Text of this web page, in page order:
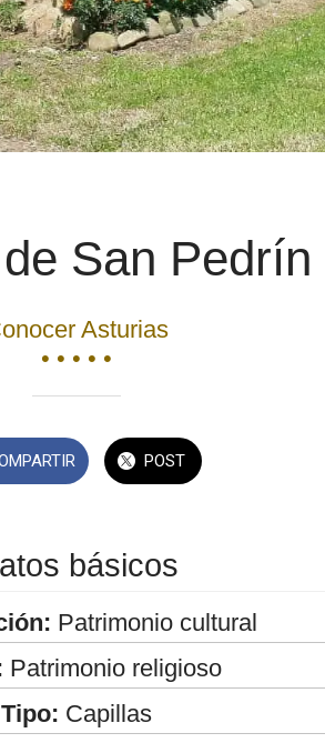
San Pedrín
Asturias
• • • • •
POST
básicos
Patrimonio cultural
Patrimonio religioso
Tipo: Capillas